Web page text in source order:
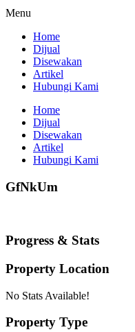
Menu
Home
Dijual
Disewakan
Artikel
Hubungi Kami
Home
Dijual
Disewakan
Artikel
Hubungi Kami
GfNkUm
Progress & Stats
Property Location
No Stats Available!
Property Type